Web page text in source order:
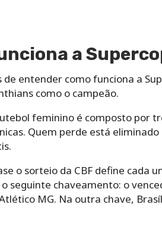
a
de entender como funciona a
como o campeão.
feminino é composto por
Quem perde está
o sorteio da CBF define cada
seguinte chaveamento: o
MG. Na outra chave,